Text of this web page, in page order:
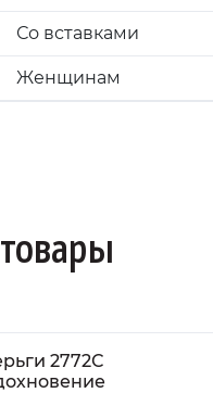
Со вставками
Женщинам
2772С